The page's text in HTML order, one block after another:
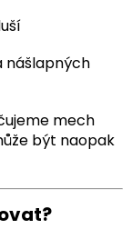
nášlapných
mech
být naopak